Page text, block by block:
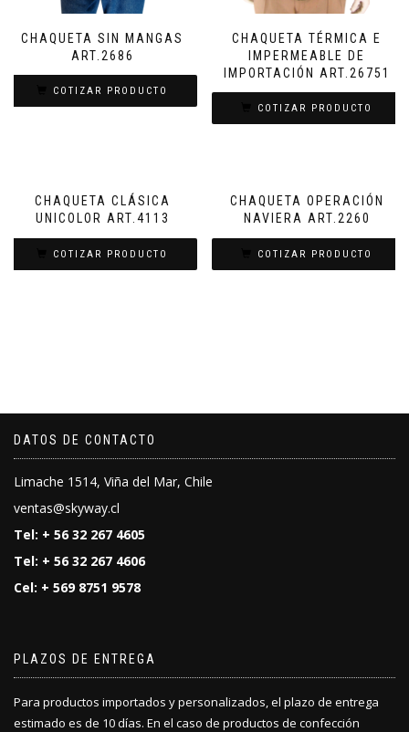
CHAQUETA SIN MANGAS
ART.2686
COTIZAR PRODUCTO
CHAQUETA TÉRMICA E
IMPERMEABLE DE
IMPORTACIÓN ART.26751
COTIZAR PRODUCTO
CHAQUETA CLÁSICA
UNICOLOR ART.4113
COTIZAR PRODUCTO
CHAQUETA OPERACIÓN
NAVIERA ART.2260
COTIZAR PRODUCTO
DATOS DE CONTACTO
Limache 1514, Viña del Mar, Chile
ventas@skyway.cl
Tel: + 56 32 267 4605
Tel: + 56 32 267 4606
Cel: + 569 8751 9578
PLAZOS DE ENTREGA
Para productos importados y personalizados, el plazo de entrega
estimado es de 10 días. En el caso de productos de confección